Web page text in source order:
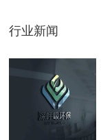
行业新闻